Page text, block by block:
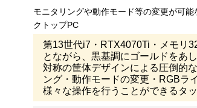
モニタリングや動作モード等の変更が可
クトップPC
第13世代i7・RTX4070Ti・メモリ
とながら、黒基調にゴールドをあ
対称の筐体デザインによる圧倒的
ング・動作モードの変更・RGBラ
様々な操作を行うことができるタ